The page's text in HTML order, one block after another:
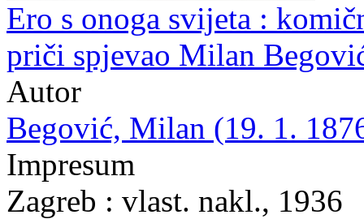
Ero s onoga svijeta :
priči spjevao Milan
Autor
Begović, Milan (19. 1.
Impresum
Zagreb : vlast. nakl., 1936